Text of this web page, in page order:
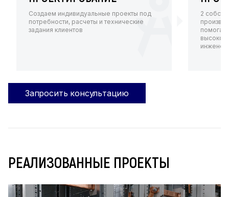
Создаем индивидуальные проекты под
потребности, расчеты и технические
задания клиентов
2
Запросить консультацию
РЕАЛИЗОВАННЫЕ ПРОЕКТЫ